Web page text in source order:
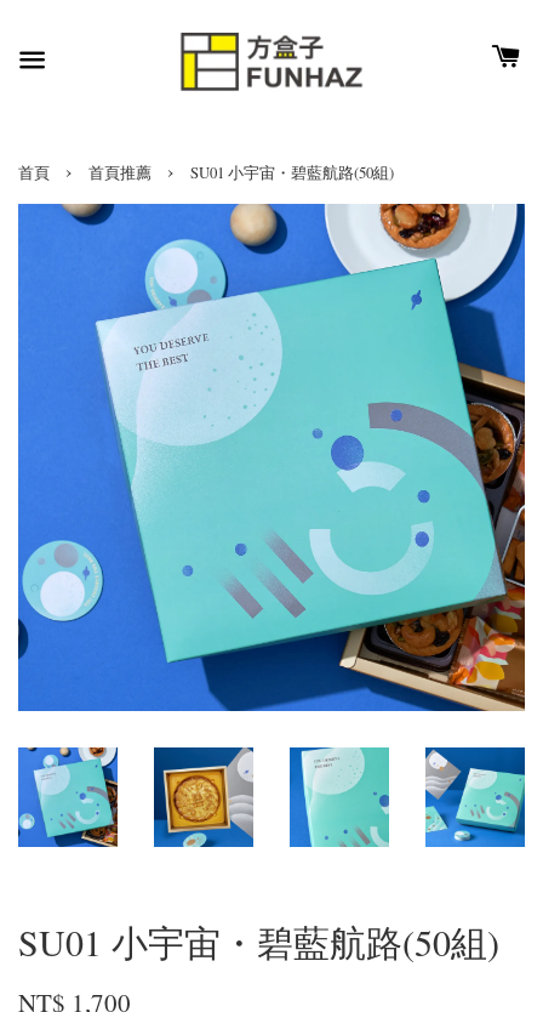
首頁 › 首頁推薦 › SU01 小宇宙・碧藍航路(50組)
SU01 小宇宙・碧藍航路(50組)
NT$ 1,700